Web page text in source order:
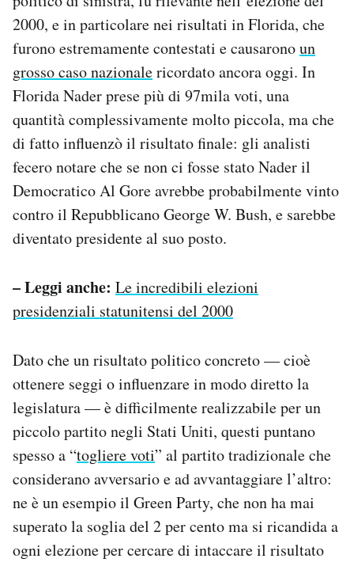
2000, e in particolare nei risultati in Florida, che
furono estremamente contestati e causaronoun
grosso caso nazionalericordato ancora oggi. In
Florida Nader prese più di 97mila voti, una
quantità complessivamente molto piccola, ma che
di fatto influenzò il risultato finale: gli analisti
fecero notare che se non ci fosse stato Nader il
Democratico Al Gore avrebbe probabilmente vinto
contro il Repubblicano George W. Bush, e sarebbe
diventato presidente al suo posto.
– Leggi anche: Le incredibili elezioni
presidenziali statunitensi del 2000
Dato che un risultato politico concreto — cioè
ottenere seggi o influenzare in modo diretto la
legislatura — è difficilmente realizzabile per un
piccolo partito negli Stati Uniti, questi puntano
spesso a “togliere voti” al partito tradizionale che
considerano avversario e ad avvantaggiare l’altro:
ne è un esempio il Green Party, che non ha mai
superato la soglia del 2 per cento ma si ricandida a
ogni elezione per cercare di intaccare il risultato